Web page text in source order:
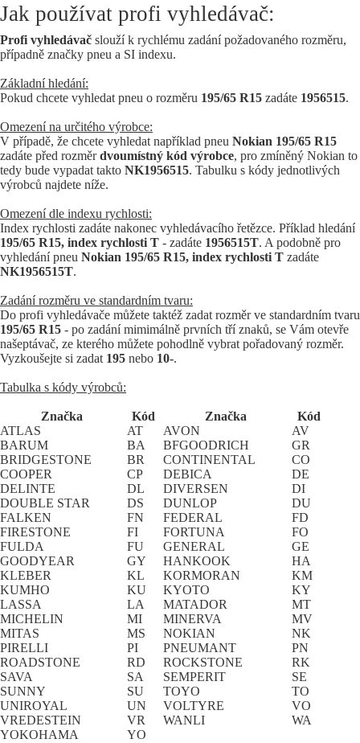
Jak používat profi vyhledávač:
Profi vyhledávač slouží k rychlému zadání požadovaného rozměru,
případně značky pneu a SI indexu.
Základní hledání:
Pokud chcete vyhledat pneu o rozměru 195/65 R15 zadáte 1956515.
Omezení na určitého výrobce:
V případě, že chcete vyhledat například pneu Nokian 195/65 R15
zadáte před rozměrdvoumístný kód výrobce, pro zmíněný Nokian to
tedy bude vypadat takto NK1956515. Tabulku s kódy jednotlivých
výrobců najdete níže.
Omezení dle indexu rychlosti:
Index rychlosti zadáte nakonec vyhledávacího řetězce. Příklad hledání
195/65 R15, index rychlosti T - zadáte 1956515T. A podobně pro
vyhledání pneu Nokian 195/65 R15, index rychlosti T zadáte
NK1956515T.
Zadání rozměru ve standardním tvaru:
Do profi vyhledávače můžete taktéž zadat rozměr ve standardním tvaru
195/65 R15 - po zadání mimimálně prvních tří znaků, se Vám otevře
našeptávač, ze kterého můžete pohodlně vybrat pořadovaný rozměr.
Vyzkoušejte si zadat 195 nebo 10-.
Tabulka s kódy výrobců:
Značka Kód Značka
Kód
ATLAS
AT AVON
AV
BARUM
BA BFGOODRICH
GR
BRIDGESTONE
BR CONTINENTAL
CO
COOPER
CP DEBICA
DE
DELINTE
DL DIVERSEN
DI
DOUBLE STAR
DS DUNLOP
DU
FALKEN
FN FEDERAL
FD
FIRESTONE
FI FORTUNA
FO
FULDA
FU GENERAL
GE
GOODYEAR
GY HANKOOK
HA
KLEBER
KL KORMORAN
KM
KUMHO
KU KYOTO
KY
LASSA
LA MATADOR
MT
MICHELIN
MI MINERVA
MV
MITAS
MS NOKIAN
NK
PIRELLI
PI PNEUMANT
PN
ROADSTONE
RD ROCKSTONE
RK
SAVA
SA SEMPERIT
SE
SUNNY
SU TOYO
TO
UNIROYAL
UN VOLTYRE
VO
VREDESTEIN
VR WANLI
WA
YOKOHAMA
YO